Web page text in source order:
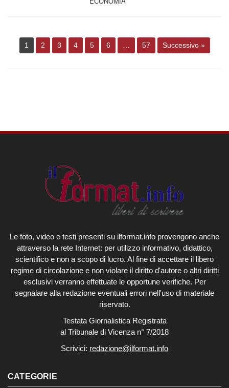
1 2 3 4 5 6 57 Successivo »
Le foto, video e testi presenti su ilformat.info provengono anche
attraverso la rete Internet: per utilizzo informativo, didattico,
scientifico e non a scopo di lucro. Al fine di accettare il libero
regime di circolazione e non violare il diritto d'autore o altri diritti
esclusivi verranno effettuate le opportune verifiche. Per
segnalare alla redazione eventuali errori nell'uso di materiale
riservato.
Testata Giornalistica Registrata
al Tribunale di Vicenza n° 7/2018
Scrivici: redazione@ilformat.info
CATEGORIE